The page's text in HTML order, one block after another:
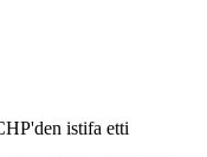
istifa etti